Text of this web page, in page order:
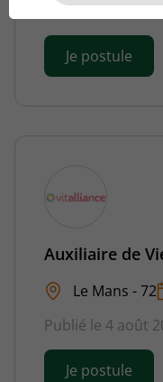
Publié le 4 août
Je postule
Auxiliaire de
Le Mans - 72
Publié le 4 août
Je postule